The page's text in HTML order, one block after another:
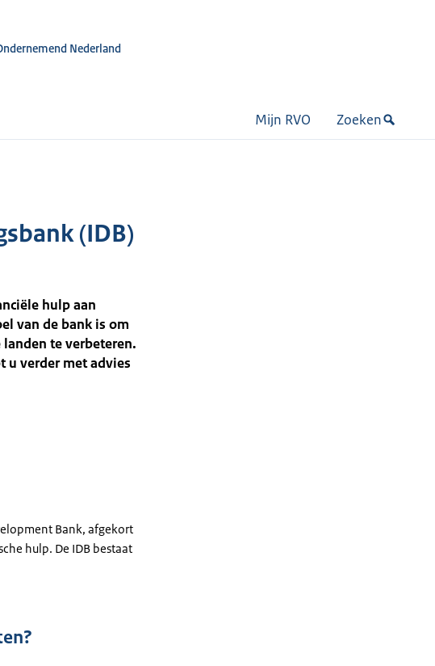
Nederland
Mijn RVO Zoeken
(IDB)
hulp aan
van de bank is om
te verbeteren.
u verder met advies
Bank, afgekort
hulp. De IDB bestaat